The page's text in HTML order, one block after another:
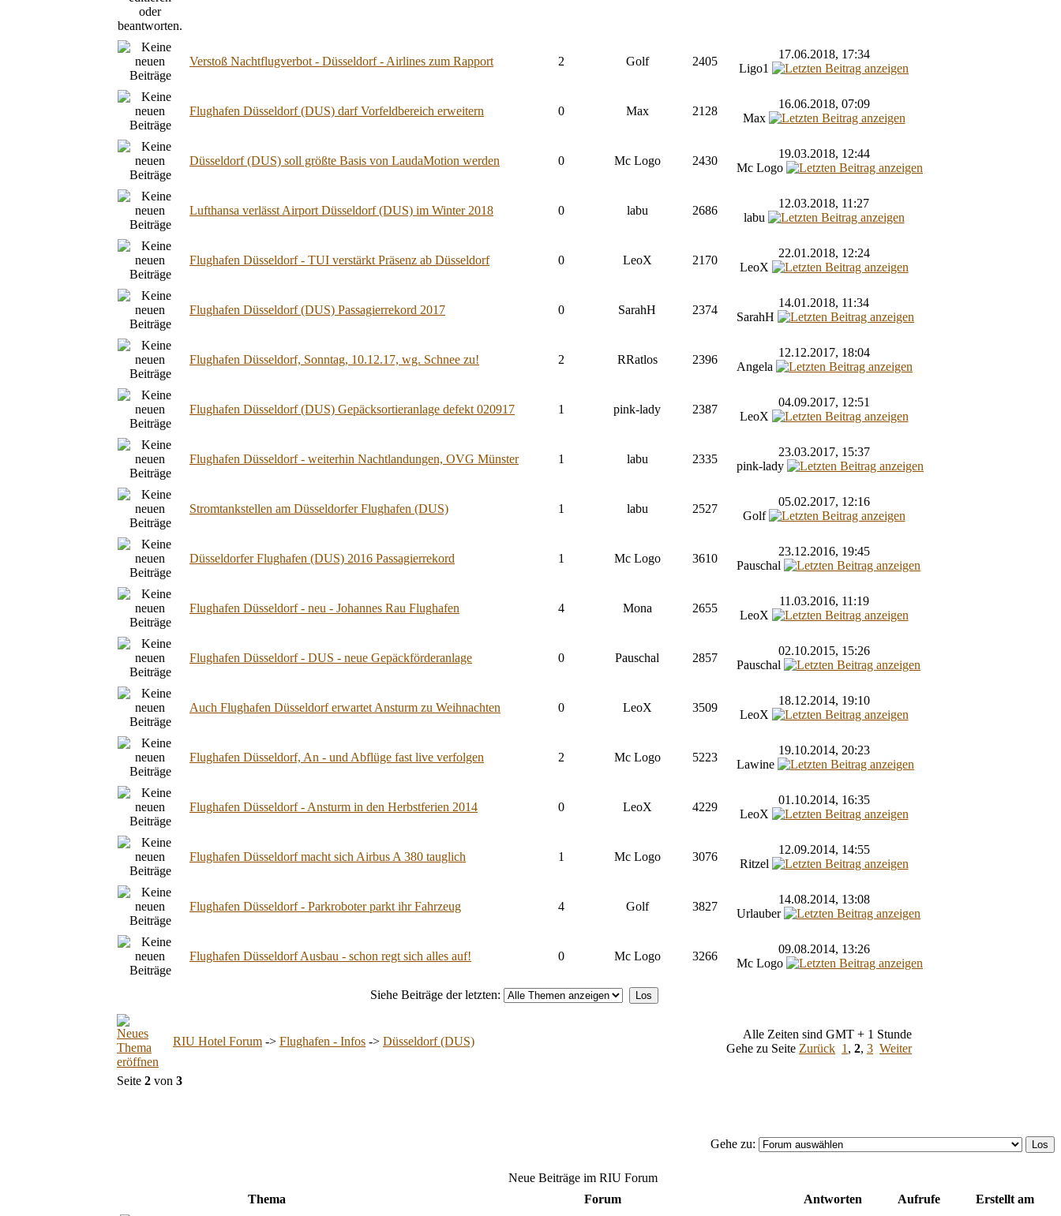
Verstoß Nachtflugverbot - Düsseldorf - Airlines zum Rapport 2 Golf 2405
17.06.2018, 17:34
Ligo1
Flughafen Düsseldorf (DUS) darf Vorfeldbereich erweitern 0 Max 2128
16.06.2018, 07:09
Max
Düsseldorf (DUS) soll größte Basis von LaudaMotion werden 0 Mc Logo 2430
19.03.2018, 12:44
Mc Logo
Lufthansa verlässt Airport Düsseldorf (DUS) im Winter 2018 0 labu 2686
12.03.2018, 11:27
labu
Flughafen Düsseldorf - TUI verstärkt Präsenz ab Düsseldorf 0 LeoX 2170
22.01.2018, 12:24
LeoX
Flughafen Düsseldorf (DUS) Passagierrekord 2017 0 SarahH 2374
14.01.2018, 11:34
SarahH
Flughafen Düsseldorf, Sonntag, 10.12.17, wg. Schnee zu! 2 RRatlos 2396
12.12.2017, 18:04
Angela
Flughafen Düsseldorf (DUS) Gepäcksortieranlage defekt 020917 1 pink-lady 2387
04.09.2017, 12:51
LeoX
Flughafen Düsseldorf - weiterhin Nachtlandungen, OVG Münster 1 labu 2335
23.03.2017, 15:37
pink-lady
Stromtankstellen am Düsseldorfer Flughafen (DUS) 1 labu 2527
05.02.2017, 12:16
Golf
Düsseldorfer Flughafen (DUS) 2016 Passagierrekord 1 Mc Logo 3610
23.12.2016, 19:45
Pauschal
Flughafen Düsseldorf - neu - Johannes Rau Flughafen 4 Mona 2655
11.03.2016, 11:19
LeoX
Flughafen Düsseldorf - DUS - neue Gepäckförderanlage 0 Pauschal 2857
02.10.2015, 15:26
Pauschal
Auch Flughafen Düsseldorf erwartet Ansturm zu Weihnachten 0 LeoX 3509
18.12.2014, 19:10
LeoX
Flughafen Düsseldorf, An - und Abflüge fast live verfolgen 2 Mc Logo 5223
19.10.2014, 20:23
Lawine
Flughafen Düsseldorf - Ansturm in den Herbstferien 2014 0 LeoX 4229
01.10.2014, 16:35
LeoX
Flughafen Düsseldorf macht sich Airbus A 380 tauglich 1 Mc Logo 3076
12.09.2014, 14:55
Ritzel
Flughafen Düsseldorf - Parkroboter parkt ihr Fahrzeug 4 Golf 3827
14.08.2014, 13:08
Urlauber
Flughafen Düsseldorf Ausbau - schon regt sich alles auf! 0 Mc Logo 3266
09.08.2014, 13:26
Mc Logo
Siehe Beiträge der letzten:
RIU Hotel Forum -> Flughafen - Infos -> Düsseldorf (DUS)
Alle Zeiten sind GMT + 1 Stunde
Gehe zu Seite Zurück 1 , 2, 3 Weiter
Seite 2 von 3
Gehe zu:
Neue Beiträge im RIU Forum
Thema
Forum Antworten Aufrufe
Erstellt am